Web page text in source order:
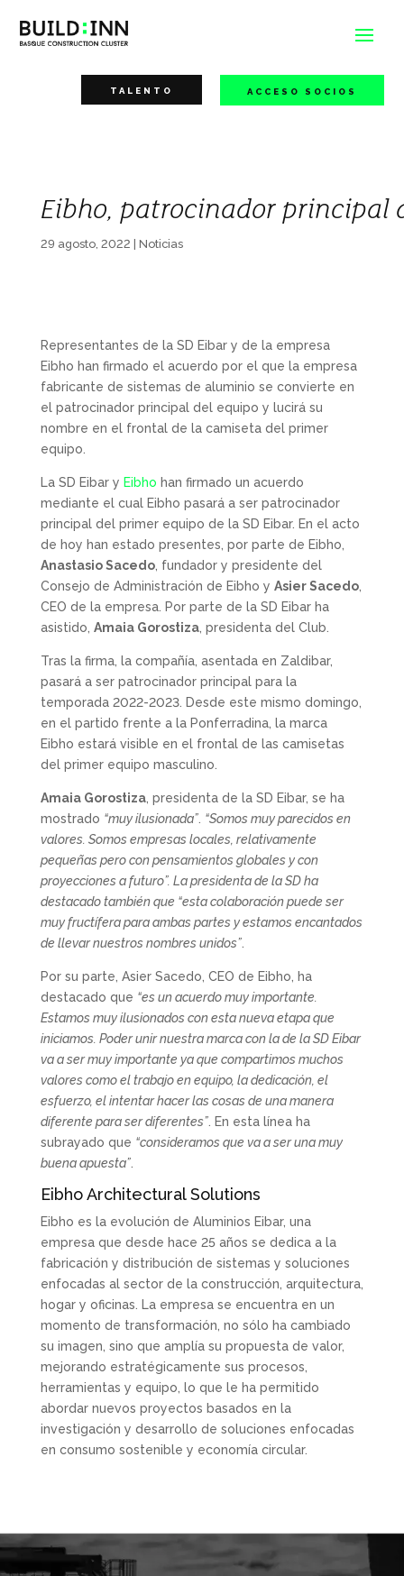
TALENTO ACCESO SOCIOS
Eibho, patrocinador principal
29 agosto, 2022 Noticias
Representantes de la SD Eibar y de la empresa
Eibho han firmado el acuerdo por el que la empresa
fabricante de sistemas de aluminio se convierte en
el patrocinador principal del equipo y lucirá su
nombre en el frontal de la camiseta del primer
equipo.
La SD Eibar y Eibho han firmado un acuerdo
mediante el cual Eibho pasará a ser patrocinador
principal del primer equipo de la SD Eibar. En el acto
de hoy han estado presentes, por parte de Eibho,
Anastasio Sacedo, fundador y presidente del
Consejo de Administración de Eibho y Asier Sacedo,
CEO de la empresa. Por parte de la SD Eibar ha
asistido, Amaia Gorostiza, presidenta del Club.
Tras la firma, la compañía, asentada en Zaldibar,
pasará a ser patrocinador principal para la
temporada 2022-2023. Desde este mismo domingo,
en el partido frente a la Ponferradina, la marca
Eibho estará visible en el frontal de las camisetas
del primer equipo masculino.
Amaia Gorostiza, presidenta de la SD Eibar, se ha
mostrado “muy ilusionada”. “Somos muy parecidos en
valores. Somos empresas locales, relativamente
pequeñas pero con pensamientos globales y con
proyecciones a futuro”. La presidenta de la SD ha
destacado también que “esta colaboración puede ser
muy fructífera para ambas partes y estamos encantados
de llevar nuestros nombres unidos”.
Por su parte, Asier Sacedo, CEO de Eibho, ha
destacado que “es un acuerdo muy importante.
Estamos muy ilusionados con esta nueva etapa que
iniciamos. Poder unir nuestra marca con la de la SD Eibar
va a ser muy importante ya que compartimos muchos
valores como el trabajo en equipo, la dedicación, el
esfuerzo, el intentar hacer las cosas de una manera
diferente para ser diferentes”. En esta línea ha
subrayado que “consideramos que va a ser una muy
buena apuesta”.
Eibho Architectural Solutions
Eibho es la evolución de Aluminios Eibar, una
empresa que desde hace 25 años se dedica a la
fabricación y distribución de sistemas y soluciones
enfocadas al sector de la construcción, arquitectura,
hogar y oficinas. La empresa se encuentra en un
momento de transformación, no sólo ha cambiado
su imagen, sino que amplía su propuesta de valor,
mejorando estratégicamente sus procesos,
herramientas y equipo, lo que le ha permitido
abordar nuevos proyectos basados en la
investigación y desarrollo de soluciones enfocadas
en consumo sostenible y economía circular.